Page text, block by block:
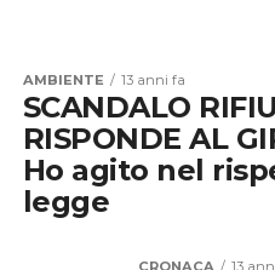
AMBIENTE 13 anni fa
SCANDALO
RISPONDE AL
Ho agito nel
legge
CRONACA 13